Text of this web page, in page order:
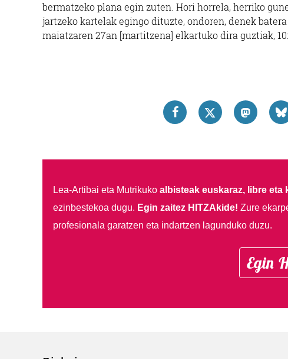
bermatzeko plana egin zuten. Hori horrela, herriko
jartzeko kartelak egingo dituzte, ondoren, denek
maiatzaren 27an [martitzena] elkartuko dira guztiak,
Lea-Artibai eta Mutrikuko albisteak euskaraz, libre eta
ezinbestekoa dugu. Egin zaitez HITZAkide! Zure
profesionala garatzen eta indartzen lagunduko duzu.
Egin